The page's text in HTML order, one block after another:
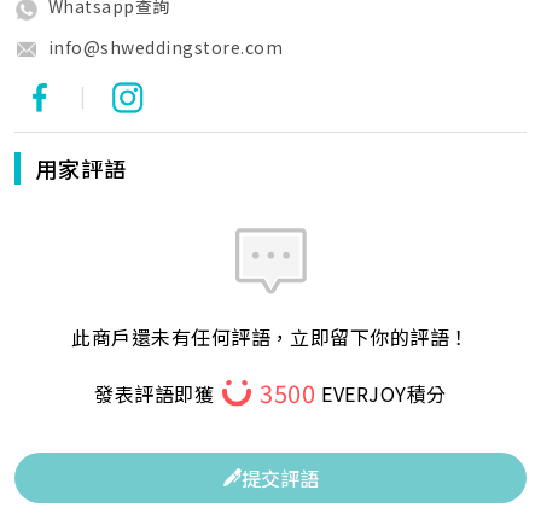
Whatsapp查詢
info@shweddingstore.com
|
用家評語
此商戶還未有任何評語，立即留下你的評語！
發表評語即獲
3500 EVERJOY積分
提交評語